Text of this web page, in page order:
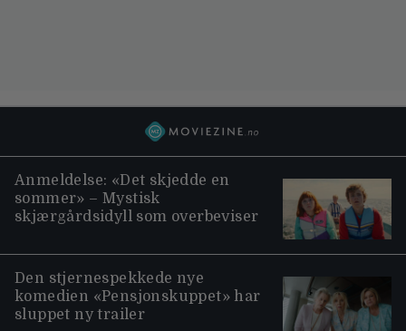
Anmeldelse: «Det skjedde en
sommer» – Mystisk
skjærgårdsidyll som overbeviser
Den stjernespekkede nye
komedien «Pensjonskuppet» har
sluppet ny trailer